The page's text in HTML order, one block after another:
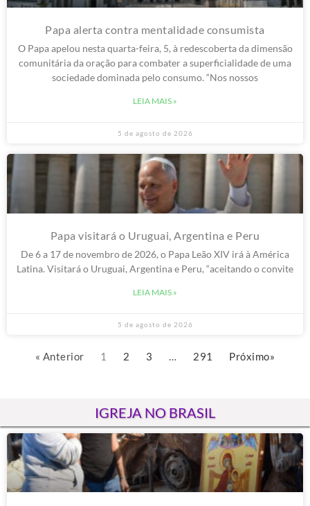
Papa alerta contra mentalidade consumista
O Papa apelou nesta quarta-feira, 5, à redescoberta da dimensão
comunitária da oração para combater a superficialidade de uma
sociedade dominada pelo consumo. “Nos nossos
LEIA MAIS »
5 de agosto de 2026
Papa visitará o Uruguai, Argentina e Peru
De 6 a 17 de novembro de 2026, o Papa Leão XIV irá à América
Latina. Visitará o Uruguai, Argentina e Peru, “aceitando o convite
LEIA MAIS »
5 de agosto de 2026
« Anterior 1 2 3 … 291 Próximo»
IGREJA NO BRASIL